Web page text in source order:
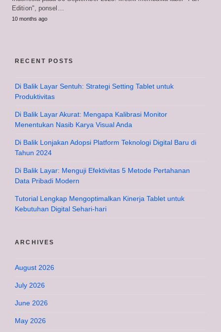
Edition", ponsel…
10 months ago
RECENT POSTS
Di Balik Layar Sentuh: Strategi Setting Tablet untuk
Produktivitas
Di Balik Layar Akurat: Mengapa Kalibrasi Monitor
Menentukan Nasib Karya Visual Anda
Di Balik Lonjakan Adopsi Platform Teknologi Digital Baru di
Tahun 2024
Di Balik Layar: Menguji Efektivitas 5 Metode Pertahanan
Data Pribadi Modern
Tutorial Lengkap Mengoptimalkan Kinerja Tablet untuk
Kebutuhan Digital Sehari-hari
ARCHIVES
August 2026
July 2026
June 2026
May 2026